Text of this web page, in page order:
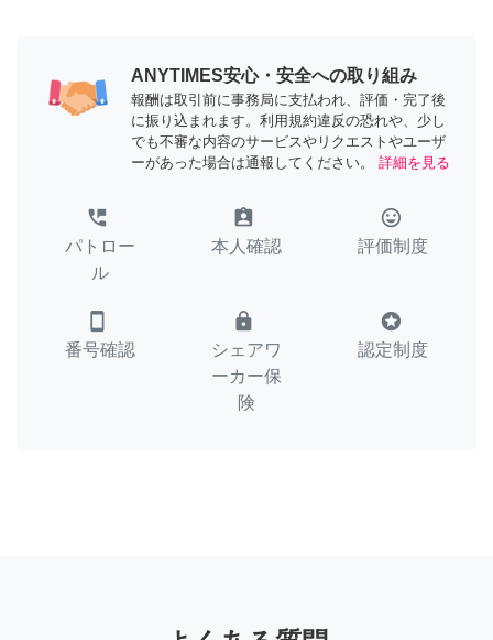
ANYTIMES安心・安全への取り組み
報酬は取引前に事務局に支払われ、評価・完了後
に振り込まれます。利用規約違反の恐れや、少し
でも不審な内容のサービスやリクエストやユーザ
ーがあった場合は通報してください。
詳細を見る
perm_phone_msg
パトロー
ル
assignment_ind
本人確認
tag_faces
評価制度
smartphone
番号確認
lock
シェアワ
ーカー保
険
stars
認定制度